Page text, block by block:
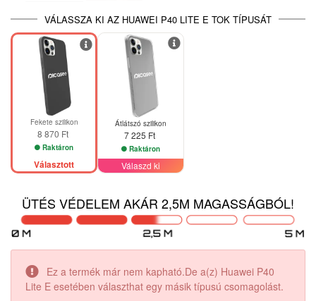
VÁLASSZA KI AZ HUAWEI P40 LITE E TOK TÍPUSÁT
Fekete szilikon
8 870 Ft
Raktáron
Választott
Átlátszó szilikon
7 225 Ft
Raktáron
Válaszd ki
ÜTÉS VÉDELEM AKÁR 2,5M MAGASSÁGBÓL!
Ez a termék már nem kapható.De a(z) Huawei P40
Lite E esetében választhat egy másik típusú csomagolást.